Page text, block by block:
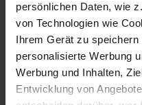
persönlichen Daten, wie
von Technologien wie
Ihrem Gerät zu
personalisierte Werbung
Werbung und Inhalten,
Entwicklung von
Taschengeld ist ein
finanziellen Erziehung
Umgang mit Geld,
bietet wertvolle
Erwachsenwerden.